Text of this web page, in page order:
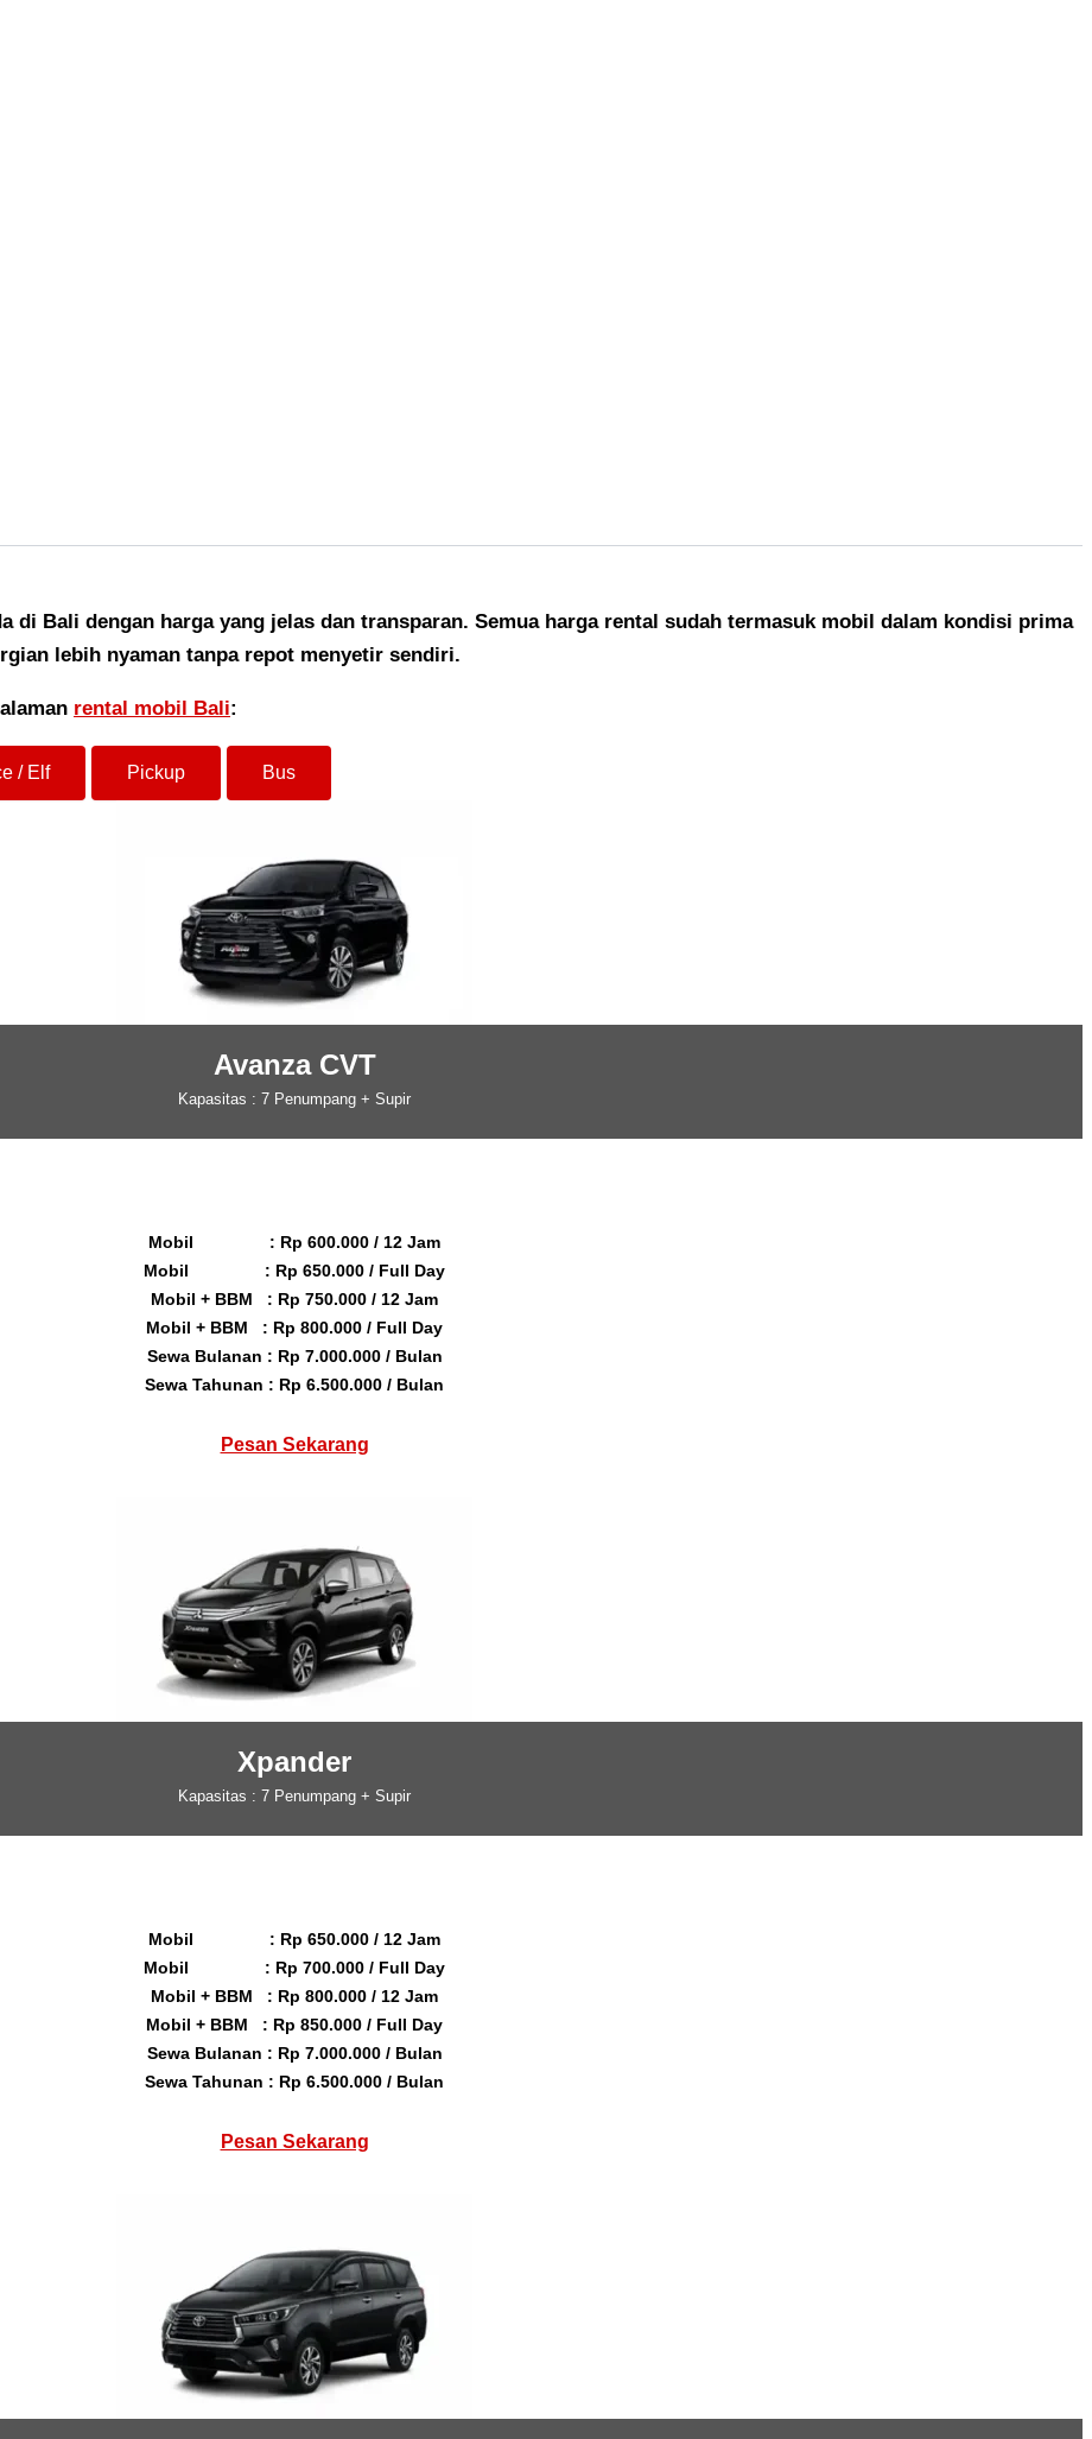
di Bali dengan harga yang jelas dan transparan. Semua harga rental sudah termasuk mobil dalam kondisi prima
lebih nyaman tanpa repot menyetir sendiri.
rental mobil Bali:
/ Elf Pickup Bus
Avanza CVT
Kapasitas : 7 Penumpang + Supir
Mobil : Rp 600.000 / 12 Jam
Mobil : Rp 650.000 / Full Day
Mobil + BBM : Rp 750.000 / 12 Jam
Mobil + BBM : Rp 800.000 / Full Day
Sewa Bulanan : Rp 7.000.000 / Bulan
Sewa Tahunan : Rp 6.500.000 / Bulan
Pesan Sekarang
Xpander
Kapasitas : 7 Penumpang + Supir
Mobil : Rp 650.000 / 12 Jam
Mobil : Rp 700.000 / Full Day
Mobil + BBM : Rp 800.000 / 12 Jam
Mobil + BBM : Rp 850.000 / Full Day
Sewa Bulanan : Rp 7.000.000 / Bulan
Sewa Tahunan : Rp 6.500.000 / Bulan
Pesan Sekarang